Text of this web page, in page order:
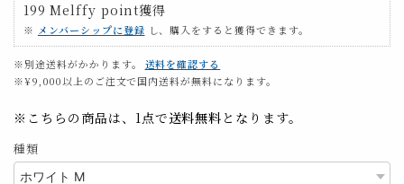
199 Melffy point獲得
※ メンバーシップに登録 し、購入をすると獲得できます。
※別途送料がかかります。
送料を確認する
※¥9,000以上のご注文で国内送料が無料になります。
※こちらの商品は、1点で送料無料 となります。
種類